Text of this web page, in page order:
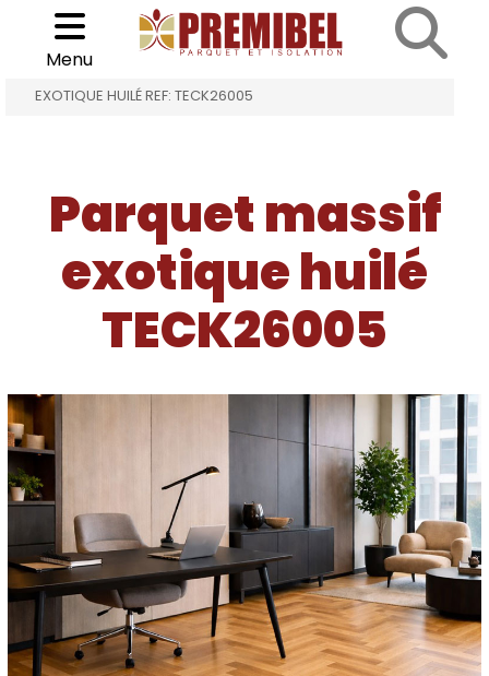
Choisir son parquet
Menu
ACCUEIL PARQUET MASSIF EXOTIQUE HUILÉ >
EXOTIQUE HUILÉ REF: TECK26005
Parquet massif
exotique huilé
TECK26005
Cookies management panel